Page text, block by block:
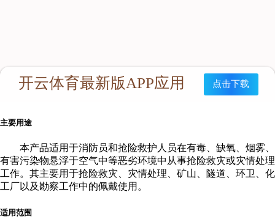
出的特点有：结构紧凑、佩戴舒适、体积小、气仓大、重量轻、
拆装简单、使用方便等优点。并且企业应用了先进的生产工艺和
管理模式，从而确保了本产品的美观性与耐用性。
主要用途
本产品适用于消防员和抢险救护人员在有毒、缺氧、烟雾、
有害污染物悬浮于空气中等恶劣环境中从事抢险救灾或灾情处理
工作。其主要用于抢险救灾、灾情处理、矿山、隧道、环卫、化
工厂以及勘察工作中的佩戴使用。
适用范围